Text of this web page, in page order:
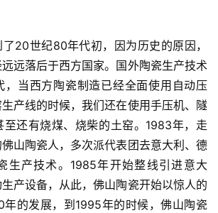
20世纪80年代初，因为历史的原因，
远落后于西方国家。国外陶瓷生产技术
，当西方陶瓷制造已经全面使用自动压
产线的时候，我们还在使用手压机、隧
还有烧煤、烧柴的土窑。1983年，走
山陶瓷人，多次派代表团去意大利、德
生产技术。1985年开始整线引进意大
产设备，从此，佛山陶瓷开始以惊人的
年的发展，到1995年的时候，佛山陶瓷